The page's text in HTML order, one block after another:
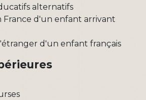
alternatifs
France d'un enfant arrivant
d'un enfant français